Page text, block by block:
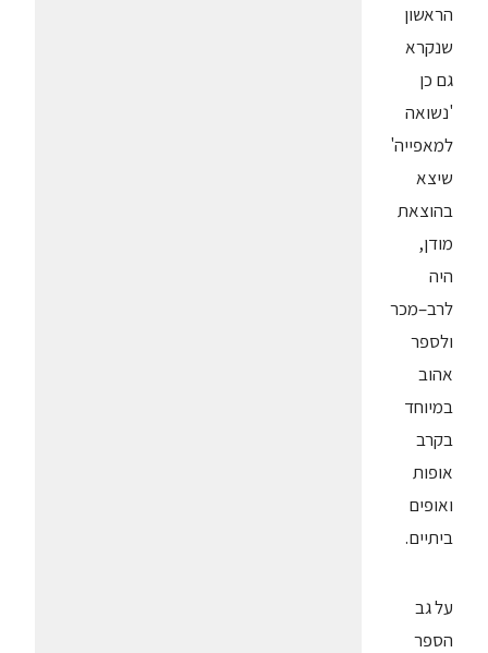
הראשון
שנקרא
גם כן
'נשואה
למאפייה'
שיצא
בהוצאת
מודן,
היה
לרב–מכר
ולספר
אהוב
במיוחד
בקרב
אופות
ואופים
ביתיים.
על גב
הספר